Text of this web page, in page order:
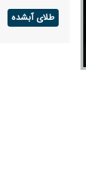
فرمانده نیروی
بر کف خواهیم
طلای آبشده